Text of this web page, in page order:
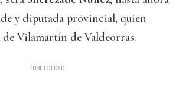
y diputada provincial, quien
de Vilamartín de Valdeorras.